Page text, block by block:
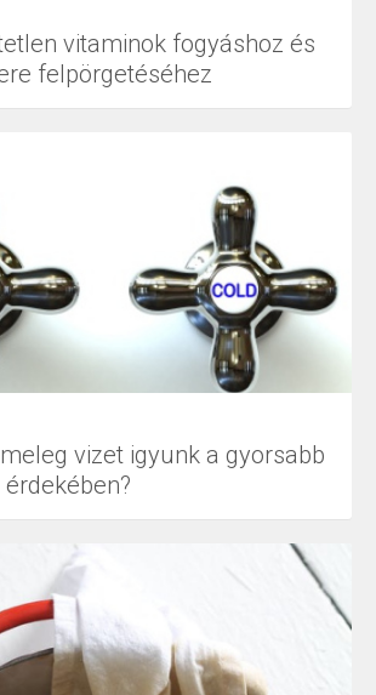
vitaminok fogyáshoz és
felpörgetéséhez
vizet igyunk a gyorsabb